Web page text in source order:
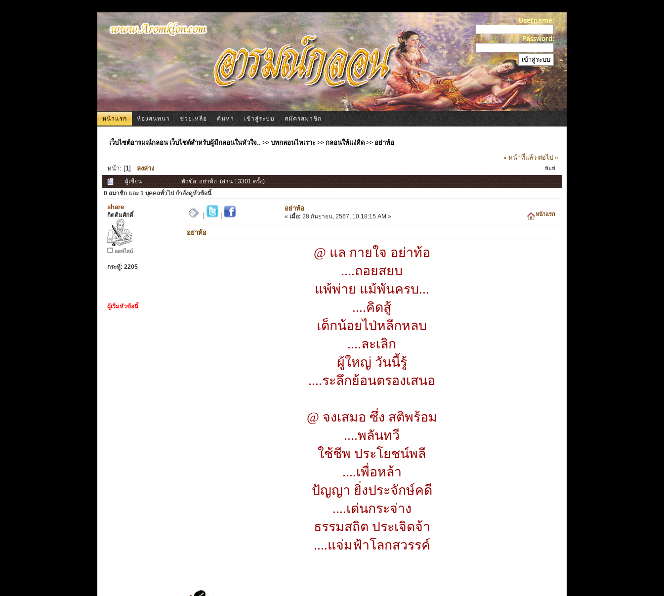
Username:
Password:
หน้าแรก ห้องสนทนา ช่วยเหลือ ค้นหา เข้าสู่ระบบ สมัครสมาชิก
เว็บไซต์อารมณ์กลอน เว็บไซต์สำหรับผู้มีกลอนในหัวใจ.. >>บทกลอนไพเราะ>>กลอนให้แง่คิด>> อย่าท้อ
หน้า: [1] ลงล่าง
« หน้าที่แล้ว ต่อไป »
พิมพ์
ผู้เขียน
หัวข้อ: อย่าท้อ (อ่าน 13301 ครั้ง)
0 สมาชิก และ 1 บุคคลทั่วไป กำลังดูหัวข้อนี้
share
กิตติมศักดิ์
ออฟไลน์
กระทู้: 2205
ผู้เริ่มหัวข้อนี้
อย่าท้อ
« เมื่อ: 28 กันยายน, 2567, 10:18:15 AM » หน้าแรก
อย่าท้อ
@ แล กายใจ อย่าท้อ
....ถอยสยบ
แพ้พ่าย แม้พันครบ...
....คิดสู้
เด็กน้อยไป่หลีกหลบ
....ละเลิก
ผู้ใหญ่ วันนี้รู้
....ระลึกย้อนตรองเสนอ
@ จงเสมอ ซึ่ง สติพร้อม
....พลันทวี
ใช้ชีพ ประโยชน์พลี
....เพื่อหล้า
ปัญญา ยิ่งประจักษ์คดี
....เด่นกระจ่าง
ธรรมสถิต ประเจิดจ้า
....แจ่มฟ้าโลกสวรรค์